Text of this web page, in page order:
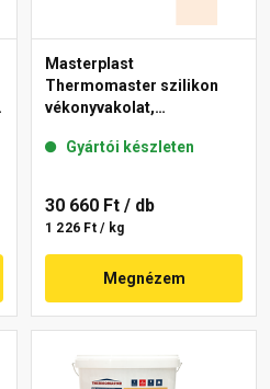
Masterplast
Thermomaster szilikon
vékonyvakolat,
04-F 25 kg
Gyártói készleten
30 660 Ft / db
1 226 Ft / kg
Megnézem